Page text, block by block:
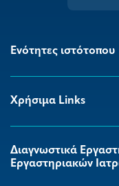
Ενότητες ιστότοπου
Χρήσιμα Links
Διαγνωστικά
Εργαστηριακών